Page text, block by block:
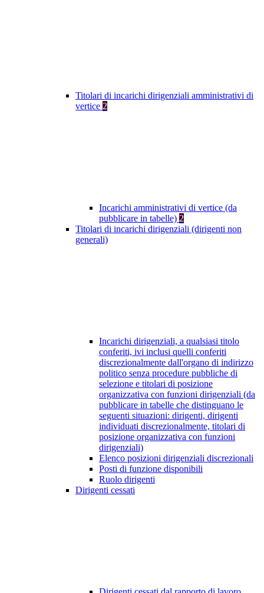
Titolari di incarichi dirigenziali amministrativi di
vertice 2
Incarichi amministrativi di vertice (da
pubblicare in tabelle) 2
Titolari di incarichi dirigenziali (dirigenti non
generali)
Incarichi dirigenziali, a qualsiasi titolo
conferiti, ivi inclusi quelli conferiti
discrezionalmente dall'organo di indirizzo
politico senza procedure pubbliche di
selezione e titolari di posizione
organizzativa con funzioni dirigenziali (da
pubblicare in tabelle che distinguano le
seguenti situazioni: dirigenti, dirigenti
individuati discrezionalmente, titolari di
posizione organizzativa con funzioni
dirigenziali)
Elenco posizioni dirigenziali discrezionali
Posti di funzione disponibili
Ruolo dirigenti
Dirigenti cessati